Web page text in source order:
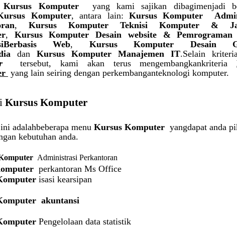
Kursus Komputer
yang kami sajikan dibagimenjadi
Komputer, antara lain: Kursus Komputer
, Kursus Komputer Teknisi Komputer &
, Kursus Komputer Desain website & Pemrograman
Web, Kursus Komputer Desain
dan Kursus Komputer Manajemen IT.Selain kriteria
tersebut, kami akan terus mengembangkankriteria
yang lain seiring dengan perkembanganteknologi komputer.
Kursus Komputer
adalahbeberapa menu Kursus Komputer yangdapat anda
kebutuhan anda.
Administrasi Perkantoran
perkantoran Ms Office
isasi kearsipan
akuntansi
Pengelolaan data statistik